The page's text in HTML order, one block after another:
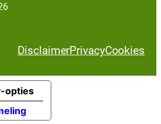
DisclaimerPrivacyCookies
opties